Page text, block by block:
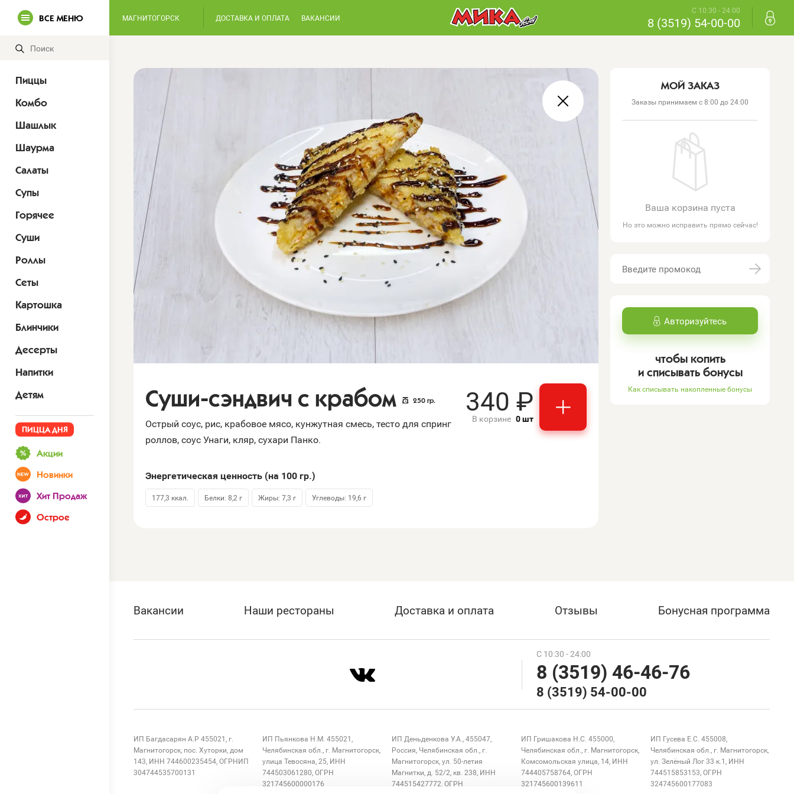
Пиццы
Комбо
Шашлык
Шаурма
Салаты
Супы
Горячее
Суши
Роллы
Сеты
Картошка
Блинчики
Десерты
Напитки
Детям
ПИЦЦА ДНЯ
Акции
Новинки
Хит Продаж
Острое
ВСЕ МЕНЮ МАГНИТОГОРСК ДОСТАВКА И ОПЛАТА ВАКАНСИИ
С 10:30 - 24:00
8 (3519) 54-00-00
Суши-сэндвич с крабом 250гр.
Острый соус, рис, крабовое мясо, кунжутная смесь, тесто для спринг
роллов, соус Унаги, кляр, сухари Панко.
340 ₽
В корзине 0шт
Энергетическая ценность (на 100гр.)
177,3 ккал. Белки: 8,2 г Жиры: 7,3 г Углеводы: 19,6 г
МОЙ ЗАКАЗ
Заказы принимаем с 8:00 до 24:00
Ваша корзина пуста
Но это можно исправить прямо сейчас!
Авторизуйтесь
чтобы копить
и списывать бонусы
Как списывать накопленные бонусы
Вакансии Наши рестораны Доставка и оплата Отзывы Бонусная программа
С 10:30 - 24:00
8 (3519) 46-46-76
8 (3519) 54-00-00
ИП Багдасарян А.Р 455021, г.
Магнитогорск, пос. Хуторки, дом
143, ИНН 744600235454, ОГРНИП
304744535700131
ИП Пьянкова Н.М. 455021,
Челябинская обл., г. Магнитогорск,
улица Тевосяна, 25, ИНН
744503061280, ОГРН
321745600000176
ИП Деньденкова У.А., 455047,
Россия, Челябинская обл., г.
Магнитогорск, ул. 50-летия
Магнитки, д. 52/2, кв. 238, ИНН
744515427772, ОГРН
ИП Гришакова Н.С. 455000,
Челябинская обл., г. Магнитогорск,
Комсомольская улица, 14, ИНН
744405758764, ОГРН
321745600139611
ИП Гусева Е.С. 455008,
Челябинская обл., г. Магнитогорск,
ул. Зелёный Лог 33 к.1, ИНН
744515853153, ОГРН
324745600177083